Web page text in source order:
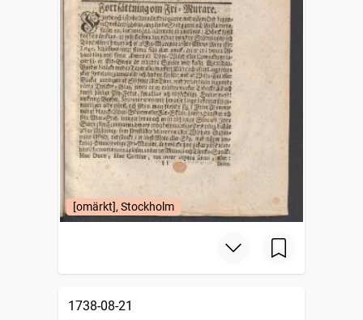
[omärkt], Stockholm
1738-08-21